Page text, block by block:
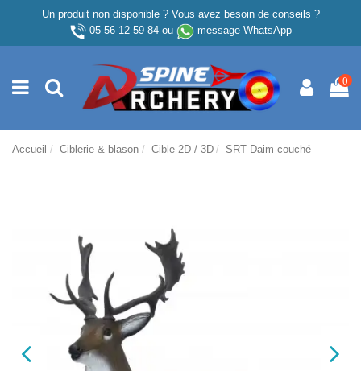
Un produit non disponible ? Vous avez besoin de conseils ?
05 56 12 59 84ou message WhatsApp
0
Accueil Ciblerie & blason Cible 2D / 3D SRT Daim couché